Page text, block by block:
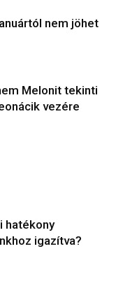
nem jöhet
Melonit tekinti
vezére
hatékony
igazítva?